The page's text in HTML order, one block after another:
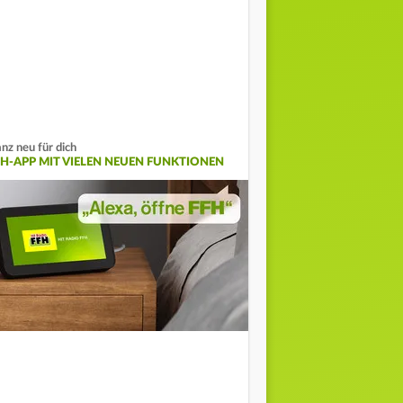
neu für dich
APP MIT VIELEN NEUEN FUNKTIONEN